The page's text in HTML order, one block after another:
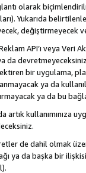
olarak
Yukarıda
API’ı veya Veri
da
bir uygulama,
ya da
ya da bu
artık kullanımınıza
de dahil olmak
ya da başka bir